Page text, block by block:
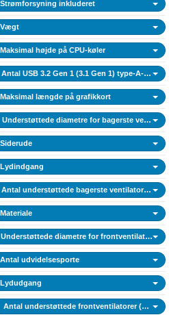
Strømforsyning inkluderet
Vægt
Maksimal højde på CPU-køler
Antal USB 3.2 Gen 1 (3.1 Gen 1) type-A-porte
Maksimal længde på grafikkort
Understøttede diametre for bagerste
Siderude
Lydindgang
Antal understøttede bagerste ventilatorer
Materiale
Understøttede diametre for frontventilatorer
Antal udvidelsesporte
Lydudgang
Antal understøttede frontventilatorer (maks.)